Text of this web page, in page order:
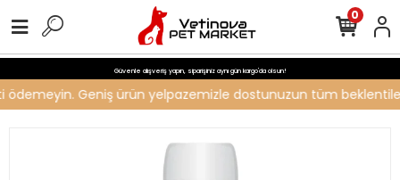
Güvenle alışveriş yapın, siparişiniz aynı gün kargo'da olsun!
Geniş ürün yelpazemizle dostunuzun tüm
0